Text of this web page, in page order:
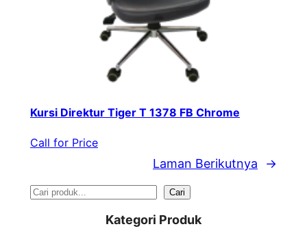
Kursi Direktur Tiger T 1378 FB Chrome
Call for Price
Laman Berikutnya →
S
Cari
Kategori Produk